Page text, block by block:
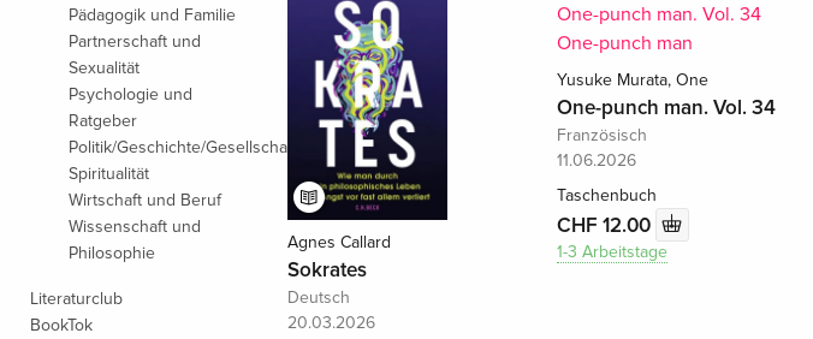
Pädagogik und Familie
Partnerschaft und
Sexualität
Psychologie und
Ratgeber
Politik/Geschichte/Gesellschaft
Spiritualität
Wirtschaft und Beruf
Wissenschaft und
Philosophie
Literaturclub
BookTok
Agnes Callard
Sokrates
Deutsch
20.03.2026
Yusuke Murata, One
One-punch man. Vol. 34
Französisch
11.06.2026
Taschenbuch
CHF 12.00
1-3 Arbeitstage